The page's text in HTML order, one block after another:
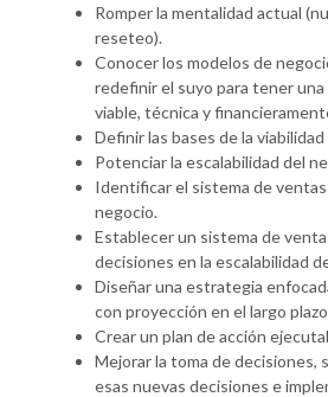
Romper la mentalidad actual
reseteo).
Conocer los modelos de
redefinir el suyo para tener
viable, técnica y
Definir las bases de la
Potenciar la escalabilidad del
Identificar el sistema de ventas
negocio.
Establecer un sistema de
decisiones en la escalabilidad
Diseñar una estrategia
con proyección en el largo plazo
Crear un plan de acción
Mejorar la toma de decisiones,
esas nuevas decisiones e